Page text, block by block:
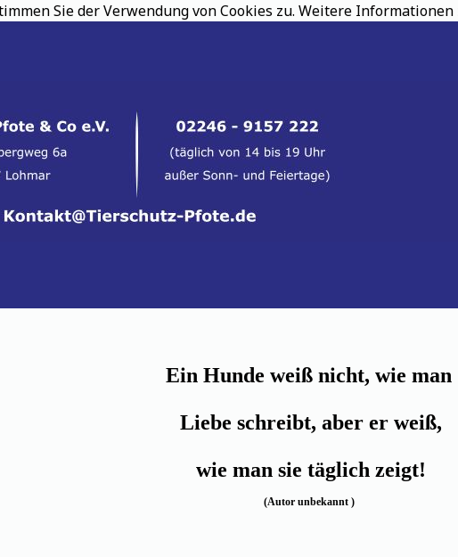
Sie der Verwendung von Cookies zu. Weitere
Ein Hunde weiß nicht, wie man
Liebe schreibt, aber er weiß,
wie man sie täglich zeigt!
(Autor unbekannt )